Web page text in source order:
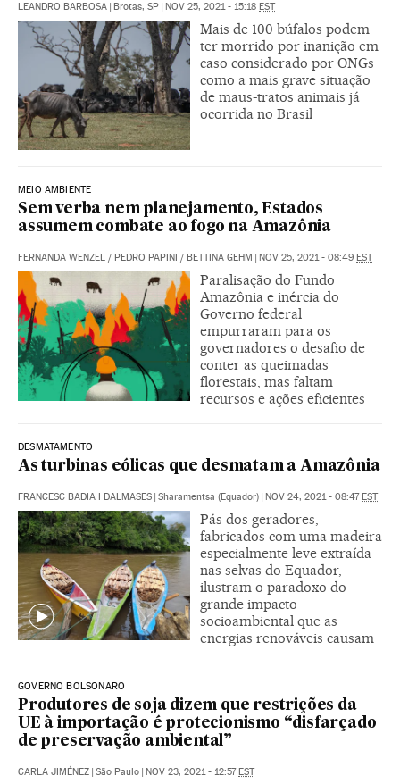
LEANDRO BARBOSA | Brotas, SP | NOV 25, 2021 - 15:18 EST
Mais de 100 búfalos podem
ter morrido por inanição em
caso considerado por ONGs
como a mais grave situação
de maus-tratos animais já
ocorrida no Brasil
MEIO AMBIENTE
Sem verba nem planejamento, Estados
assumem combate ao fogo na Amazônia
FERNANDA WENZEL / PEDRO PAPINI / BETTINA GEHM | NOV 25, 2021 - 08:49 EST
Paralisação do Fundo
Amazônia e inércia do
Governo federal
empurraram para os
governadores o desafio de
conter as queimadas
florestais, mas faltam
recursos e ações eficientes
DESMATAMENTO
As turbinas eólicas que desmatam a Amazônia
FRANCESC BADIA I DALMASES | Sharamentsa (Equador) | NOV 24, 2021 - 08:47EST
Pás dos geradores,
fabricados com uma madeira
especialmente leve extraída
nas selvas do Equador,
ilustram o paradoxo do
grande impacto
socioambiental que as
energias renováveis causam
GOVERNO BOLSONARO
Produtores de soja dizem que restrições da
UE à importação é protecionismo “disfarçado
de preservação ambiental”
CARLA JIMÉNEZ | São Paulo | NOV 23, 2021 - 12:57EST